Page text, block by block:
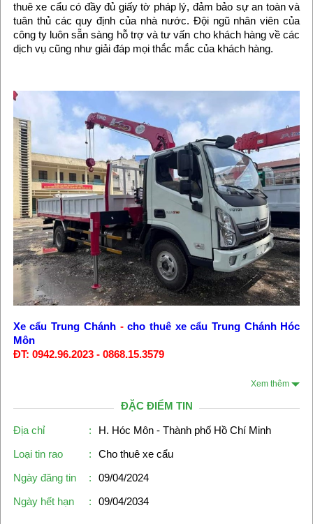
thuê xe cẩu có đầy đủ giấy tờ pháp lý, đảm bảo sự an toàn và
tuân thủ các quy định của nhà nước. Đội ngũ nhân viên của
công ty luôn sẵn sàng hỗ trợ và tư vấn cho khách hàng về các
dịch vụ cũng như giải đáp mọi thắc mắc của khách hàng.
Xe cẩu Trung Chánh-cho thuê xe cẩu Trung Chánh Hóc
Môn
ĐT: 0942.96.2023 - 0868.15.3579
Xem thêm
ĐẶC ĐIỂM TIN
Địa chỉ :
H. Hóc Môn - Thành phố Hồ Chí Minh
Loại tin rao
:
Cho thuê xe cẩu
Ngày đăng tin
:
09/04/2024
Ngày hết hạn
: 09/04/2034